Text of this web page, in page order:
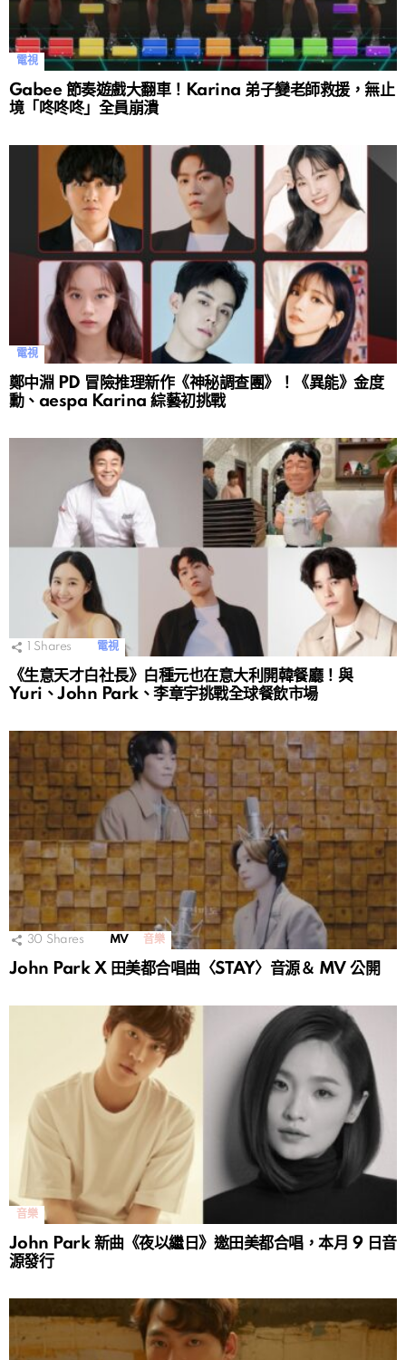
電視
Gabee 節奏遊戲大翻車！Karina 弟子變老師救援，無止
境「咚咚咚」全員崩潰
電視
鄭中淵 PD 冒險推理新作《神秘調查團》！《異能》金度
勳、aespa Karina 綜藝初挑戰
Shares 電視
《生意天才白社長》白種元也在意大利開韓餐廳！與
Yuri、John Park、李章宇挑戰全球餐飲市場
30 Shares MV 音樂
John Park X 田美都合唱曲〈STAY〉音源＆ MV 公開
音樂
John Park 新曲《夜以繼日》邀田美都合唱，本月 9 日音
源發行